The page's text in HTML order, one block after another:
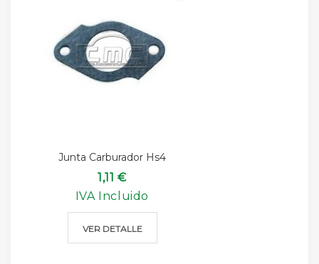
Junta Carburador Hs4
1,11 €
IVA Incluido
VER DETALLE